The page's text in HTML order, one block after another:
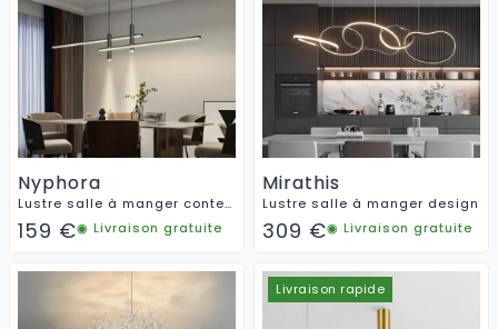
Nyphora
Lustre salle à manger contemporain
159 €◉ Livraison gratuite
Mirathis
Lustre salle à manger design
309 €◉ Livraison gratuite
Livraison rapide